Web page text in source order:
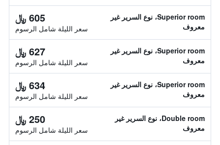
Superior room، نوع السرير غير
معروف
605 ﷼
سعر الليلة شامل الرسوم
Superior room، نوع السرير غير
معروف
627 ﷼
سعر الليلة شامل الرسوم
Superior room، نوع السرير غير
معروف
634 ﷼
سعر الليلة شامل الرسوم
Double room، نوع السرير غير
معروف
250 ﷼
سعر الليلة شامل الرسوم